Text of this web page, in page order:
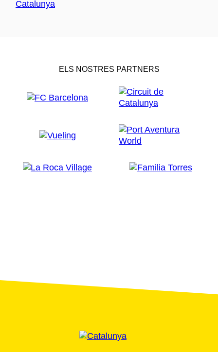
ELS NOSTRES PARTNERS